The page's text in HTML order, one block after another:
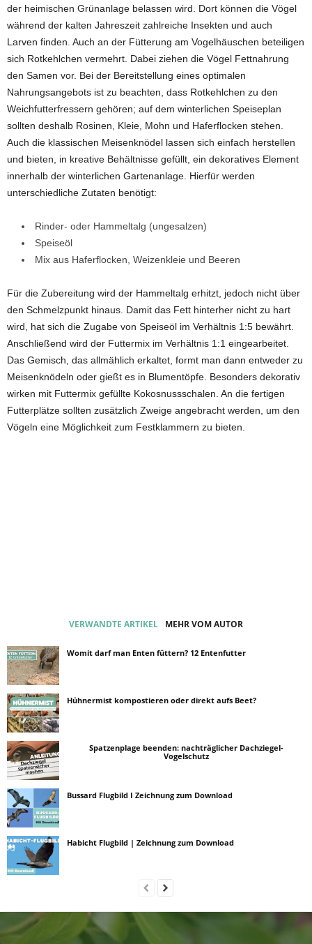
der heimischen Grünanlage belassen wird. Dort können die Vögel
während der kalten Jahreszeit zahlreiche Insekten und auch
Larven finden. Auch an der Fütterung am Vogelhäuschen beteiligen
sich Rotkehlchen vermehrt. Dabei ziehen die Vögel Fettnahrung
den Samen vor. Bei der Bereitstellung eines optimalen
Nahrungsangebots ist zu beachten, dass Rotkehlchen zu den
Weichfutterfressern gehören; auf dem winterlichen Speiseplan
sollten deshalb Rosinen, Kleie, Mohn und Haferflocken stehen.
Auch die klassischen Meisenknödel lassen sich einfach herstellen
und bieten, in kreative Behältnisse gefüllt, ein dekoratives Element
innerhalb der winterlichen Gartenanlage. Hierfür werden
unterschiedliche Zutaten benötigt:
Rinder- oder Hammeltalg (ungesalzen)
Speiseöl
Mix aus Haferflocken, Weizenkleie und Beeren
Für die Zubereitung wird der Hammeltalg erhitzt, jedoch nicht über
den Schmelzpunkt hinaus. Damit das Fett hinterher nicht zu hart
wird, hat sich die Zugabe von Speiseöl im Verhältnis 1:5 bewährt.
Anschließend wird der Futtermix im Verhältnis 1:1 eingearbeitet.
Das Gemisch, das allmählich erkaltet, formt man dann entweder zu
Meisenknödeln oder gießt es in Blumentöpfe. Besonders dekorativ
wirken mit Futtermix gefüllte Kokosnussschalen. An die fertigen
Futterplätze sollten zusätzlich Zweige angebracht werden, um den
Vögeln eine Möglichkeit zum Festklammern zu bieten.
VERWANDTE ARTIKEL MEHR VOM AUTOR
Womit darf man Enten füttern? 12 Entenfutter
Hühnermist kompostieren oder direkt aufs Beet?
Spatzenplage beenden: nachträglicher Dachziegel-
Vogelschutz
Bussard Flugbild I Zeichnung zum Download
Habicht Flugbild | Zeichnung zum Download